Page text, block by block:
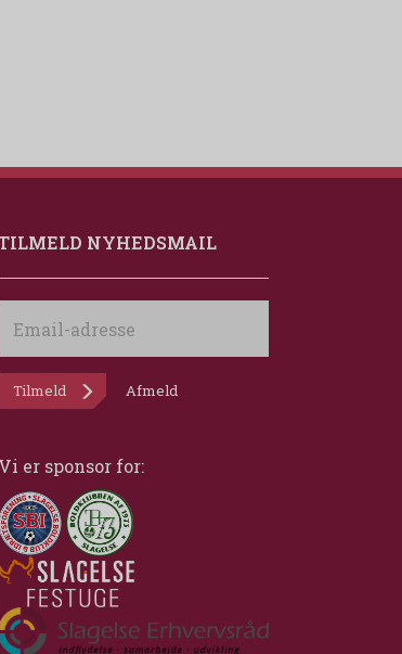
NYHEDSMAIL
adresse
Tilmeld Afmeld
Vi er sponsor for: